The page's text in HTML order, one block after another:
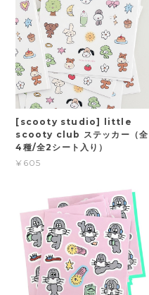
[scooty studio] little
scooty club ステッカー（全
4種/全2シート入り）
¥605